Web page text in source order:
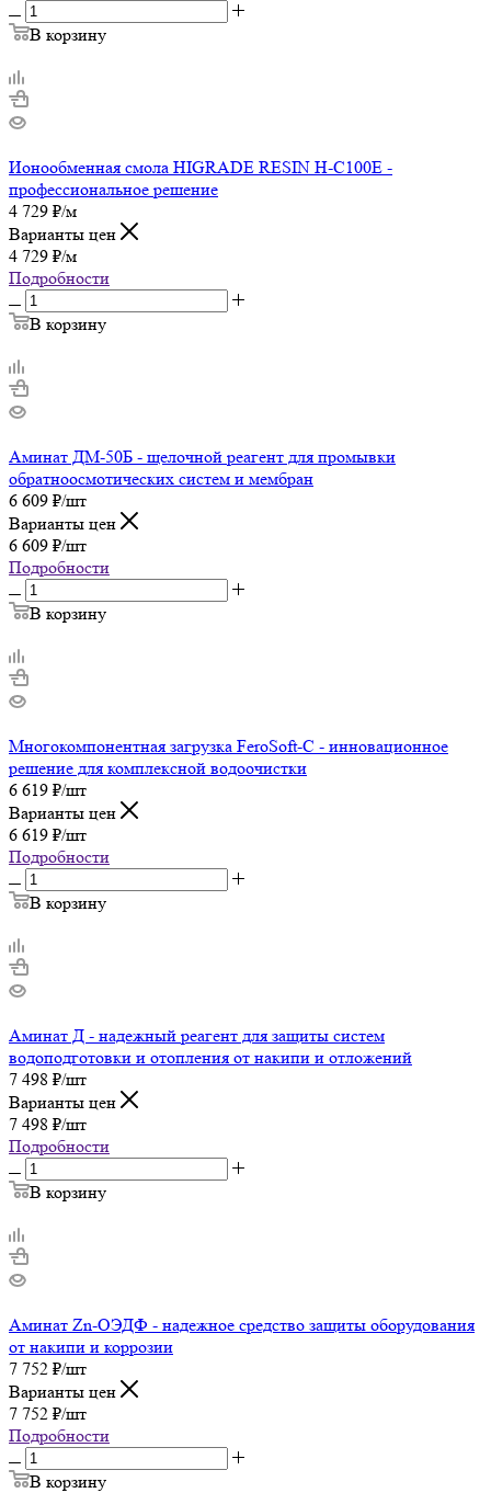
В корзину
Ионообменная смола HIGRADE RESIN H-C100E -
профессиональное решение
4 729 ₽/м
Варианты цен
4 729 ₽/м
Подробности
В корзину
Аминат ДМ-50Б - щелочной реагент для промывки
обратноосмотических систем и мембран
6 609 ₽/шт
Варианты цен
6 609 ₽/шт
Подробности
В корзину
Многокомпонентная загрузка FeroSoft-C - инновационное
решение для комплексной водоочистки
6 619 ₽/шт
Варианты цен
6 619 ₽/шт
Подробности
В корзину
Аминат Д - надежный реагент для защиты систем
водоподготовки и отопления от накипи и отложений
7 498 ₽/шт
Варианты цен
7 498 ₽/шт
Подробности
В корзину
Аминат Zn-ОЭДФ - надежное средство защиты оборудования
от накипи и коррозии
7 752 ₽/шт
Варианты цен
7 752 ₽/шт
Подробности
В корзину